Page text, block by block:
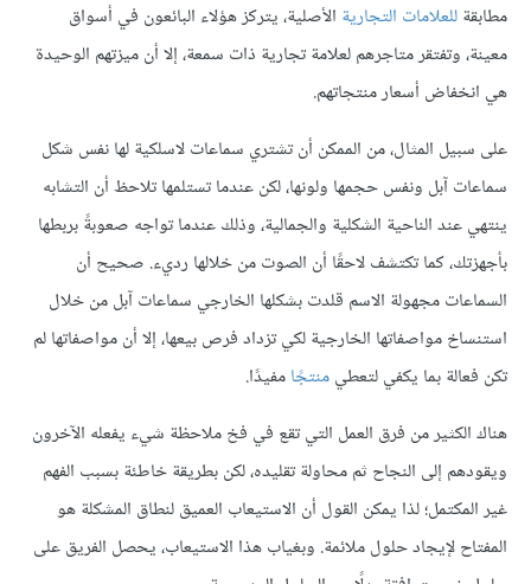
مطابقةللعلامات التجارية الأصلية، يتركز هؤلاء البائعون في أسواق
معينة، وتفتقر متاجرهم لعلامة تجارية ذات سمعة، إلا أن ميزتهم الوحيدة
هي انخفاض أسعار منتجاتهم.
على سبيل المثال، من الممكن أن تشتري سماعات لاسلكية لها نفس شكل
سماعات آبل ونفس حجمها ولونها، لكن عندما تستلمها تلاحظ أن التشابه
ينتهي عند الناحية الشكلية والجمالية، وذلك عندما تواجه صعوبةً بربطها
بأجهزتك، كما تكتشف لاحقًا أن الصوت من خلالها رديء. صحيح أن
السماعات مجهولة الاسم قلدت بشكلها الخارجي سماعات آبل من خلال
استنساخ مواصفاتها الخارجية لكي تزداد فرص بيعها، إلا أن مواصفاتها لم
تكن فعالة بما يكفي لتعطيمنتجًامفيدًا.
هناك الكثير من فرق العمل التي تقع في فخ ملاحظة شيء يفعله الآخرون
ويقودهم إلى النجاح ثم محاولة تقليده، لكن بطريقة خاطئة بسبب الفهم
غير المكتمل؛ لذا يمكن القول أن الاستيعاب العميق لنطاق المشكلة هو
المفتاح لإيجاد حلول ملائمة. وبغياب هذا الاستيعاب، يحصل الفريق على